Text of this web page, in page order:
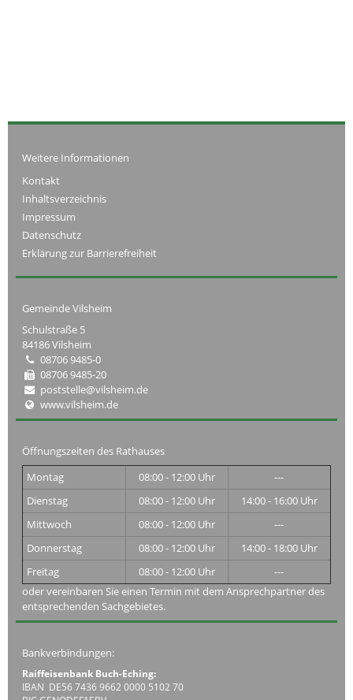
Weitere Informationen
Kontakt
Inhaltsverzeichnis
Impressum
Datenschutz
Erklärung zur Barrierefreiheit
Gemeinde Vilsheim
Schulstraße 5
84186 Vilsheim
08706 9485-0
08706 9485-20
poststelle@vilsheim.de
www.vilsheim.de
Öffnungszeiten des Rathauses
Montag
08:00 - 12:00 Uhr
---
Dienstag
08:00 - 12:00 Uhr
14:00 - 16:00 Uhr
Mittwoch
08:00 - 12:00 Uhr
---
Donnerstag
08:00 - 12:00 Uhr
14:00 - 18:00 Uhr
Freitag
08:00 - 12:00 Uhr
---
oder vereinbaren Sie einen Termin mit dem Ansprechpartner des
entsprechenden Sachgebietes.
Bankverbindungen:
Raiffeisenbank Buch-Eching:
IBAN DE56 7436 9662 0000 5102 70